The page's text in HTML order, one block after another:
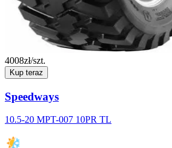
4008zł/szt.
Kup teraz
Speedways
10.5-20 MPT-007 10PR TL